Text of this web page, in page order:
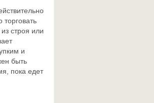
строя или
и
быть
пока едет